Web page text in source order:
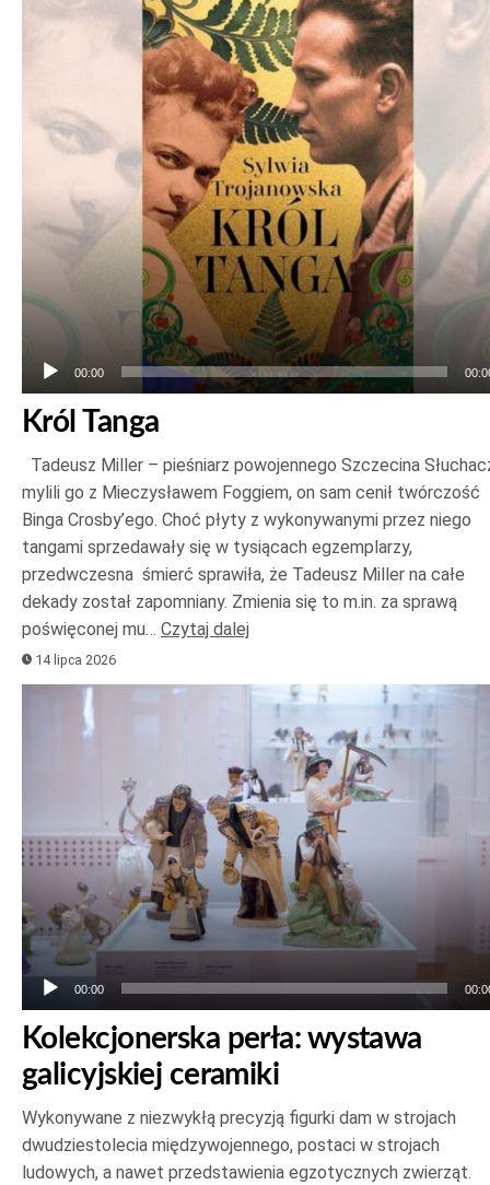
plików
00:00
Król Tanga
Tadeusz Miller – pieśniarz powojennego Szczecina
mylili go z Mieczysławem Foggiem, on sam cenił twórczość
Binga Crosby’ego. Choć płyty z wykonywanymi przez niego
tangami sprzedawały się w tysiącach egzemplarzy,
przedwczesna śmierć sprawiła, że Tadeusz Miller na całe
dekady został zapomniany. Zmienia się to m.in. za sprawą
poświęconej mu… Czytaj dalej
14 lipca 2026
Odtwarzacz
00:00
Kolekcjonerska perła: wystawa
galicyjskiej ceramiki
Wykonywane z niezwykłą precyzją figurki dam w strojach
dwudziestolecia międzywojennego, postaci w strojach
ludowych, a nawet przedstawienia egzotycznych zwierząt.